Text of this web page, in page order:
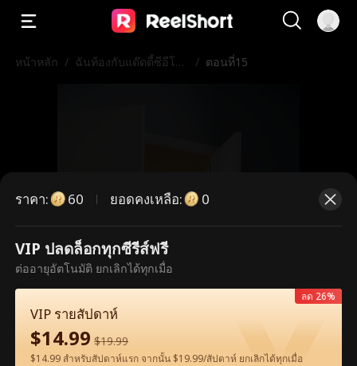
หน้าหลัก / ฉันท้องกับแด๊ดดี้ซีอีโอจ
/ ตอนที่15
ตอนนี้เป็นตอนพรีเมียม กรุณาปลดล็อก
เพื่อรับชม
ปลดล็อกทันที
ราคา: 60 ยอดคงเหลือ: 0
VIP ปลดล็อกทุกซีรีส์ฟรี
ต่ออายุอัตโนมัติ ยกเลิกได้ทุกเมื่อ
VIP รายสัปดาห์
$14.99 $19.99
$14.99 สำหรับสัปดาห์แรก จากนั้น $19.99/สัปดาห์ ยกเลิกได้ทุกเมื่อ
ลด 26%